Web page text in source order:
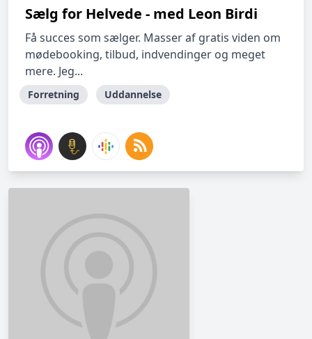
Sælg for Helvede - med Leon Birdi
Få succes som sælger. Masser af gratis viden om
mødebooking, tilbud, indvendinger og meget
mere. Jeg...
Forretning Uddannelse